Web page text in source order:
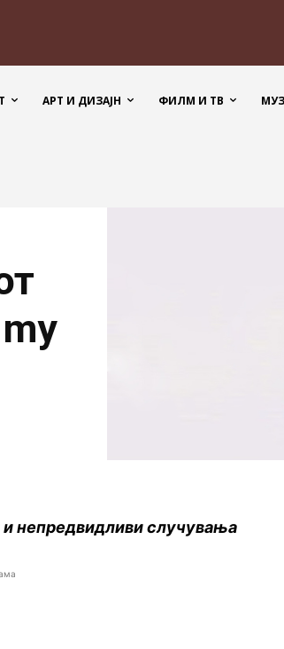
АРТ И ДИЗАЈН ФИЛМ И ТВ
и непредвидливи случувања